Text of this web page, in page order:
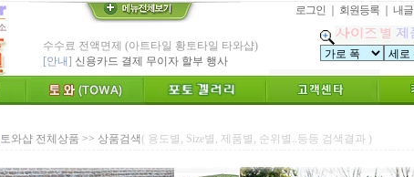
수수료 전액면제 (아트타일 황토타일 타와샵)
[안내] 신용카드 결제 무이자 할부 행사
* Since : 1987 ~ 신기술 벤쳐기업(TOWA)
- 특허,의장,상표권 황토타일 성적서 제공
카탈로그,토와샘플 무료신청하세요.
로그인 ｜ 회원등록 ｜ 내글
토와샵 전체상품 >> 상품검색 ( 용도별, Size별, 제품별, 순위별..등등 검색결과 )